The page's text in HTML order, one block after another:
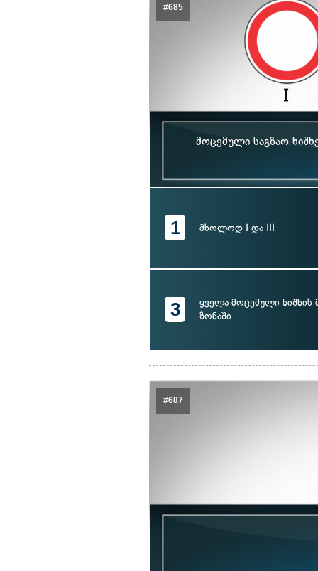
#685
მოცემული საგზაო
1 მხოლოდ I და III
3
ყველა მოცემული ნიშნის
ზონაში
#687